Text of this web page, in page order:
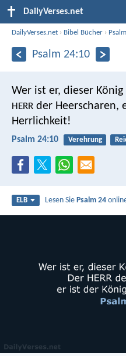
DailyVerses.net
DailyVerses.net › Bibel Bücher ›
Psalm 24:10
Wer ist er, dieser
HERR der Heerscharen,
Herrlichkeit!
Psalm 24:10 Verehrung
ELB Lesen SiePsalm 24